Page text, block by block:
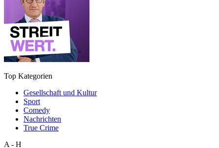
Top Kategorien
Gesellschaft und Kultur
Sport
Comedy
Nachrichten
True Crime
A - H